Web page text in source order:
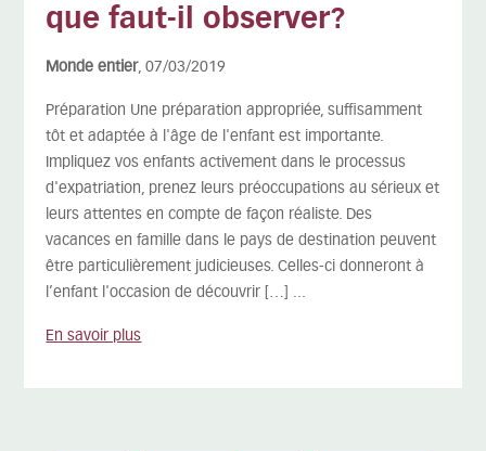
que faut-il observer?
Monde entier, 07/03/2019
Préparation Une préparation appropriée, suffisamment
tôt et adaptée à l'âge de l'enfant est importante.
Impliquez vos enfants activement dans le processus
d'expatriation, prenez leurs préoccupations au sérieux et
leurs attentes en compte de façon réaliste. Des
vacances en famille dans le pays de destination peuvent
être particulièrement judicieuses. Celles-ci donneront à
l’enfant l'occasion de découvrir […] ...
En savoir plus